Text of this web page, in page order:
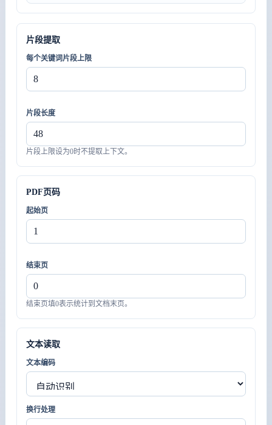
片段提取
每个关键词片段上限
片段长度
片段上限设为0时不提取上下文。
PDF页码
起始页
结束页
结束页填0表示统计到文档末页。
文本读取
文本编码
换行处理